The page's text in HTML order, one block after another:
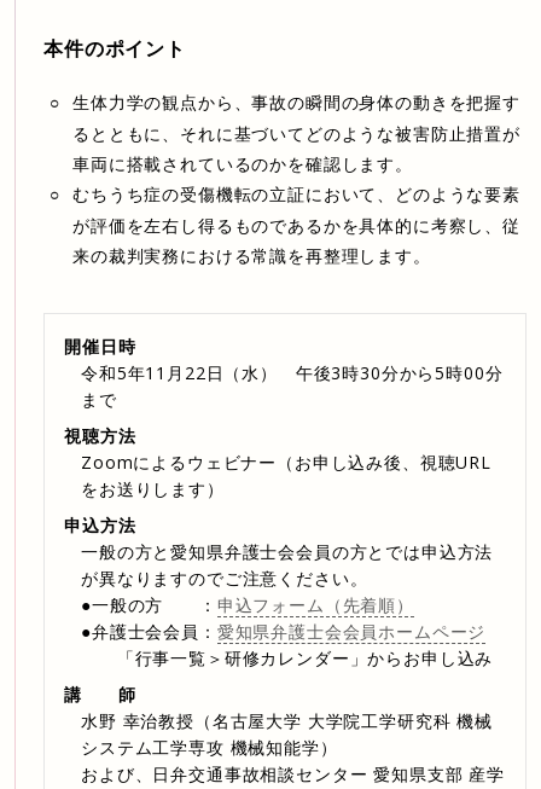
本件のポイント
生体力学の観点から、事故の瞬間の身体の動きを把握す
るとともに、それに基づいてどのような被害防止措置が
車両に搭載されているのかを確認します。
むちうち症の受傷機転の立証において、どのような要素
が評価を左右し得るものであるかを具体的に考察し、従
来の裁判実務における常識を再整理します。
開催日時
令和5年11月22日（水） 午後3時30分から5時00分
まで
視聴方法
Zoomによるウェビナー（お申し込み後、視聴URL
をお送りします）
申込方法
一般の方と愛知県弁護士会会員の方とでは申込方法
が異なりますのでご注意ください。
●一般の方 ： 申込フォーム（先着順）
●弁護士会会員： 愛知県弁護士会会員ホームページ
「行事一覧＞研修カレンダー」からお申し込み
講 師
水野 幸治教授（名古屋大学 大学院工学研究科 機械
システム工学専攻 機械知能学）
および、日弁交通事故相談センター 愛知県支部 産学